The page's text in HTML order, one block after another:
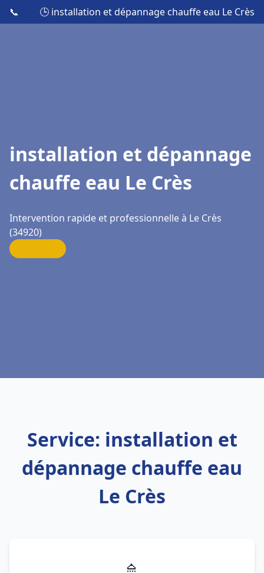
📞 🕒 installation et dépannage chauffe eau Le Crès
installation et dépannage
chauffe eau Le Crès
Intervention rapide et professionnelle à Le Crès
(34920)
Service: installation et
dépannage chauffe eau
Le Crès